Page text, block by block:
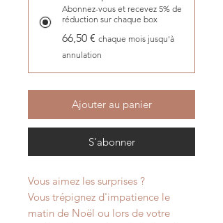
Abonnez-vous et recevez 5% de
réduction sur chaque box
66,50 € chaque mois jusqu'à
annulation
Ajouter au panier
S'abonner
Vous aimez les surprises ?
Vous trépignez d'impatience le
matin de Noël ou lors de votre